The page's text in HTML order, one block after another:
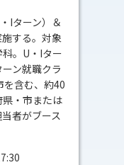
Iターン）＆
する。対象
。U・Iター
ン就職クラ
を含む、約40
・市または
者がブース